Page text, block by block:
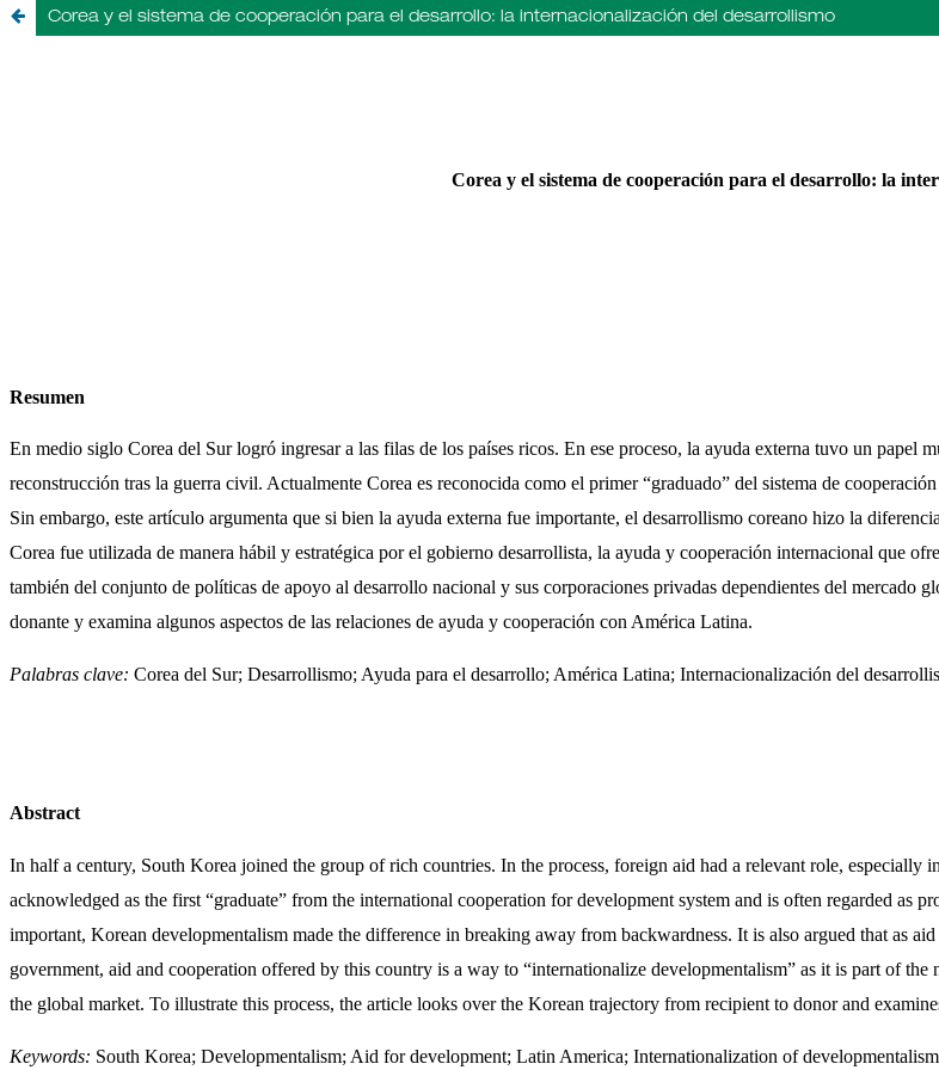
Corea y el sistema de cooperación para el desarrollo: la internacionalización del desarrollismo